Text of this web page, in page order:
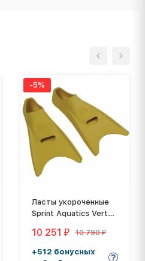
-5%
Ласты укороченные
Sprint Aquatics Vertex
15, размер 46-47
10 251 ₽ 10 790₽
+512 бонусных